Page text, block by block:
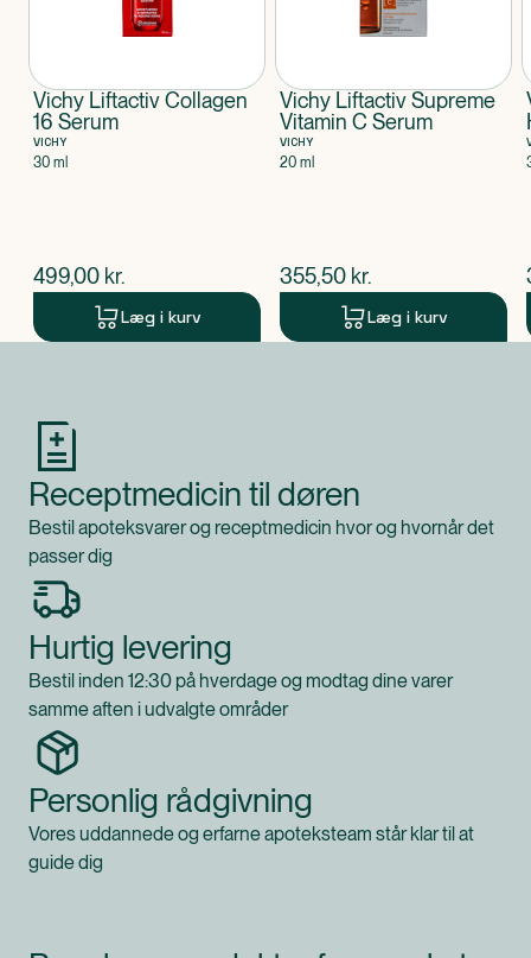
Vichy Liftactiv Collagen
16 Serum
VICHY
30 ml
$nuværende pris
499,00 kr.
Læg i kurv
Vichy Liftactiv Supreme
Vitamin C Serum
VICHY
20 ml
$nuværende pris
355,50 kr.
Læg i kurv
Receptmedicin til døren
Bestil apoteksvarer og receptmedicin hvor og hvornår det
passer dig
Hurtig levering
Bestil inden 12:30 på hverdage og modtag dine varer
samme aften i udvalgte områder
Personlig rådgivning
Vores uddannede og erfarne apoteksteam står klar til at
guide dig